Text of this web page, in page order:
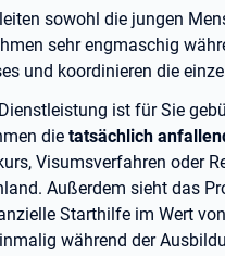
sowohl die jungen
sehr engmaschig
und koordinieren die
ist für Sie
die tatsächlich
Visumsverfahren oder
Außerdem sieht das
Starthilfe im Wert
während der